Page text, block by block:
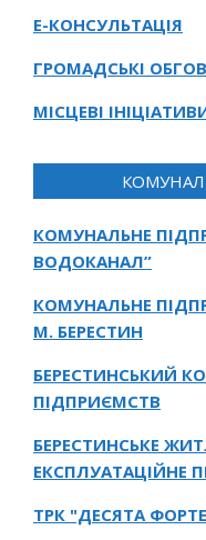
Е-КОНСУЛЬТАЦІЯ
ГРОМАДСЬКІ
МІСЦЕВІ
КОМУНАЛЬНЕ
ВОДОКАНАЛ”
КОМУНАЛЬНЕ
М. БЕРЕСТИН
БЕРЕСТИНСЬКИЙ
ПІДПРИЄМСТВ
БЕРЕСТИНСЬКЕ
ЕКСПЛУАТАЦІЙНЕ
ТРК "ДЕСЯТА